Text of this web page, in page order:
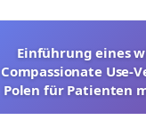
Einführung eines
Compassionate Use-
Polen für Patienten